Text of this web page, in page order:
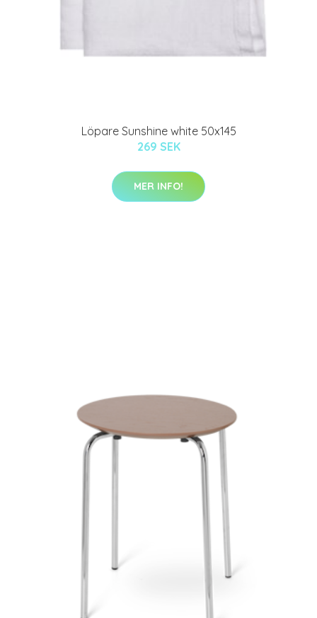
Löpare Sunshine white 50x145
269 SEK
MER INFO!